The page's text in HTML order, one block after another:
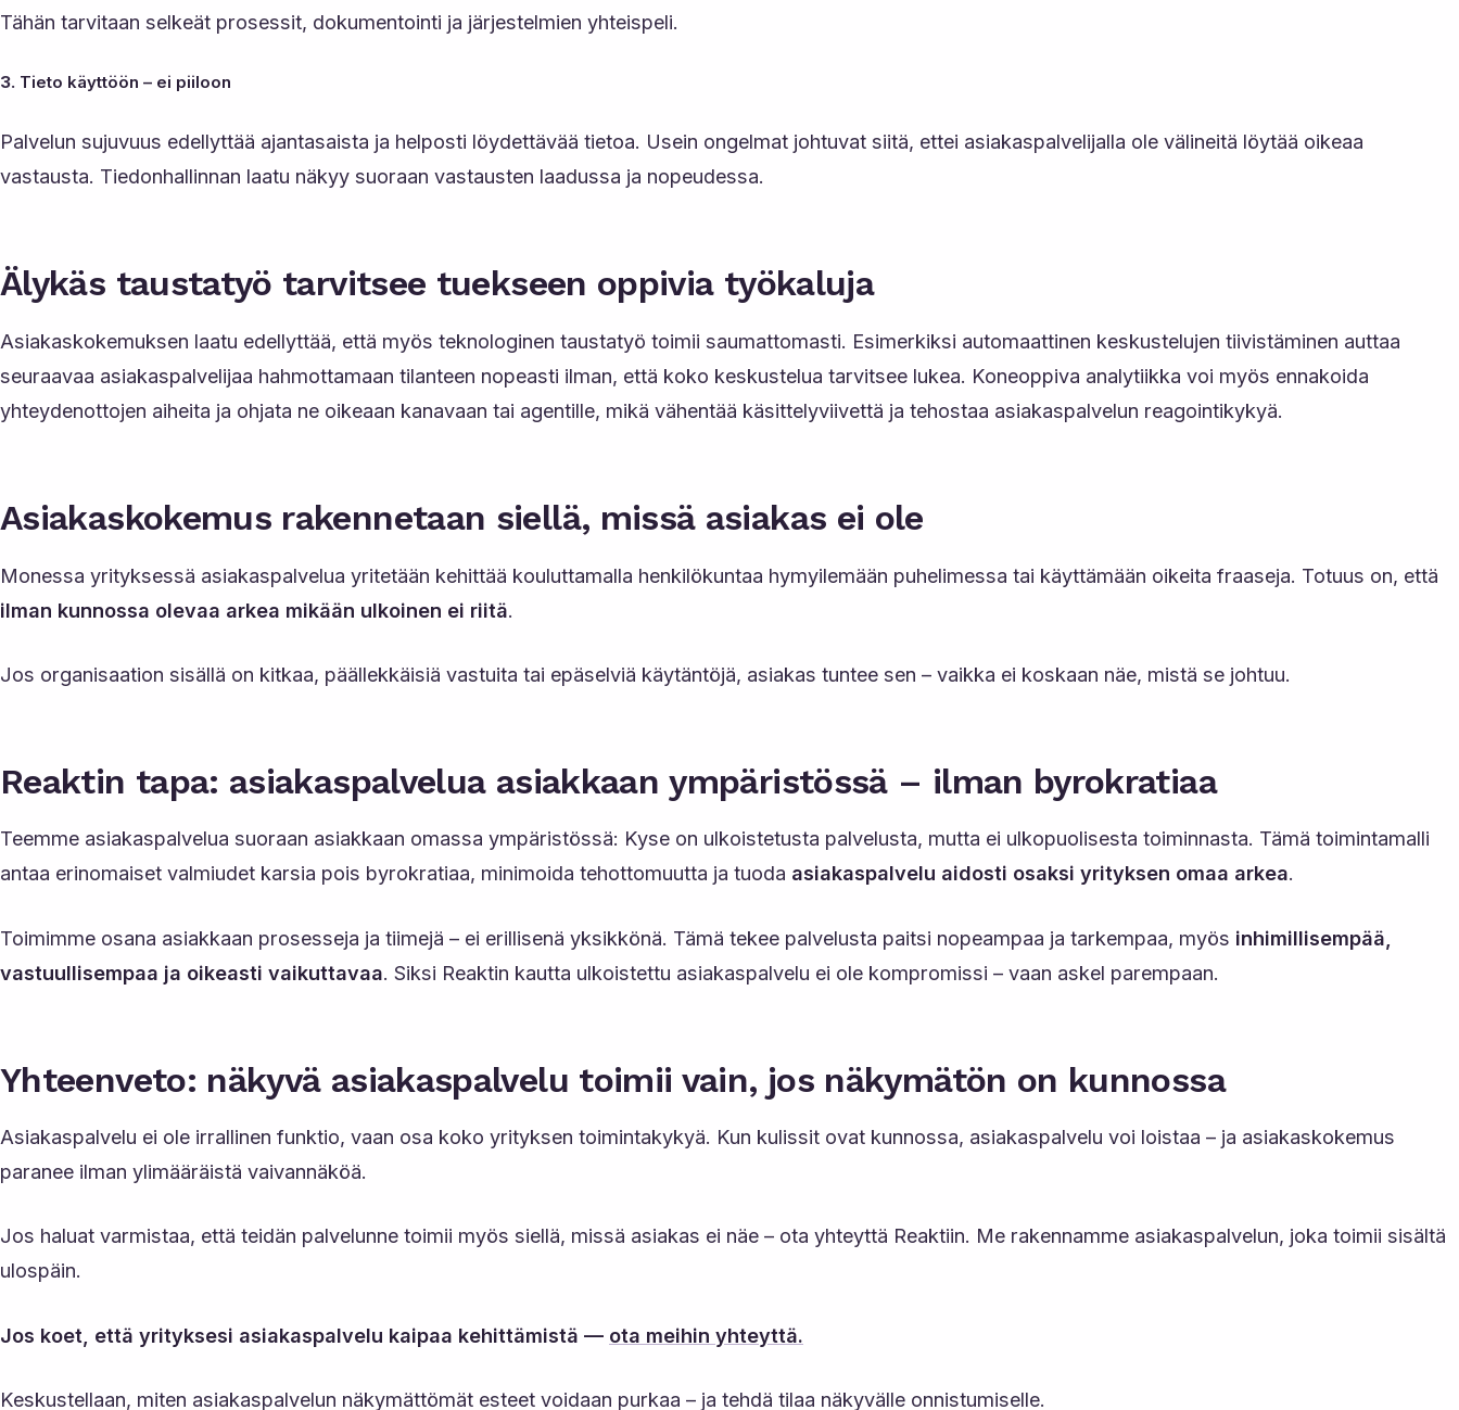
Tähän tarvitaan selkeät prosessit, dokumentointi ja järjestelmien yhteispeli.
3. Tieto käyttöön – ei piiloon
Palvelun sujuvuus edellyttää ajantasaista ja helposti löydettävää tietoa. Usein ongelmat johtuvat siitä, ettei asiakaspalvelijalla ole välineitä löytää oikeaa
vastausta. Tiedonhallinnan laatu näkyy suoraan vastausten laadussa ja nopeudessa.
Älykäs taustatyö tarvitsee tuekseen oppivia työkaluja
Asiakaskokemuksen laatu edellyttää, että myös teknologinen taustatyö toimii saumattomasti. Esimerkiksi automaattinen keskustelujen tiivistäminen auttaa
seuraavaa asiakaspalvelijaa hahmottamaan tilanteen nopeasti ilman, että koko keskustelua tarvitsee lukea. Koneoppiva analytiikka voi myös ennakoida
yhteydenottojen aiheita ja ohjata ne oikeaan kanavaan tai agentille, mikä vähentää käsittelyviivettä ja tehostaa asiakaspalvelun reagointikykyä.
Asiakaskokemus rakennetaan siellä, missä asiakas ei ole
Monessa yrityksessä asiakaspalvelua yritetään kehittää kouluttamalla henkilökuntaa hymyilemään puhelimessa tai käyttämään oikeita fraaseja. Totuus on, että
ilman kunnossa olevaa arkea mikään ulkoinen ei riitä.
Jos organisaation sisällä on kitkaa, päällekkäisiä vastuita tai epäselviä käytäntöjä, asiakas tuntee sen – vaikka ei koskaan näe, mistä se johtuu.
Reaktin tapa: asiakaspalvelua asiakkaan ympäristössä – ilman byrokratiaa
Teemme asiakaspalvelua suoraan asiakkaan omassa ympäristössä: Kyse on ulkoistetusta palvelusta, mutta ei ulkopuolisesta toiminnasta. Tämä toimintamalli
antaa erinomaiset valmiudet karsia pois byrokratiaa, minimoida tehottomuutta ja tuoda asiakaspalvelu aidosti osaksi yrityksen omaa arkea.
Toimimme osana asiakkaan prosesseja ja tiimejä – ei erillisenä yksikkönä. Tämä tekee palvelusta paitsi nopeampaa ja tarkempaa, myös inhimillisempää,
vastuullisempaa ja oikeasti vaikuttavaa. Siksi Reaktin kautta ulkoistettu asiakaspalvelu ei ole kompromissi – vaan askel parempaan.
Yhteenveto: näkyvä asiakaspalvelu toimii vain, jos näkymätön on kunnossa
Asiakaspalvelu ei ole irrallinen funktio, vaan osa koko yrityksen toimintakykyä. Kun kulissit ovat kunnossa, asiakaspalvelu voi loistaa – ja asiakaskokemus
paranee ilman ylimääräistä vaivannäköä.
Jos haluat varmistaa, että teidän palvelunne toimii myös siellä, missä asiakas ei näe – ota yhteyttä Reaktiin. Me rakennamme asiakaspalvelun, joka toimii sisältä
ulospäin.
Jos koet, että yrityksesi asiakaspalvelu kaipaa kehittämistä — ota meihin yhteyttä.
Keskustellaan, miten asiakaspalvelun näkymättömät esteet voidaan purkaa – ja tehdä tilaa näkyvälle onnistumiselle.